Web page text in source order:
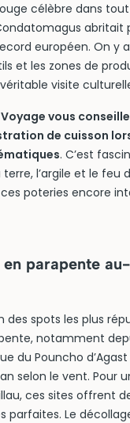
célèbre dans tout
abritait
européen. On y
et les zones de
visite
vous
de cuisson
. C’est
l’argile et le feu
poteries encore
en parapente
des spots les plus
notamment
du Pouncho
selon le vent. Pour
ces sites offrent
parfaites. Le